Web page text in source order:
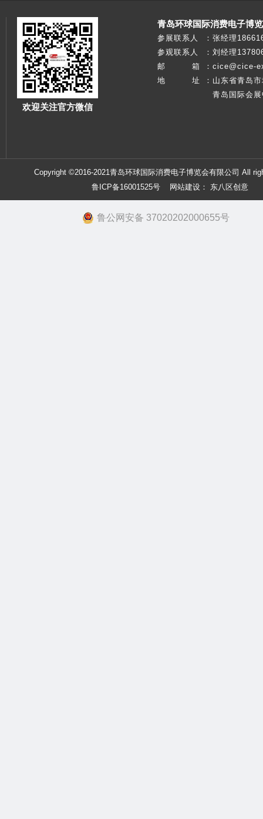
欢迎关注官方微信
青岛环球国际消费电子博
参展联系人 ： 张经理
参观联系人
： 刘经理
邮 箱
： cice@cice-
地 址
： 山东省青岛
青岛国际会
Copyright ©2016-2021青岛环球国际消费电子博览会有限公司 All
鲁ICP备16001525号
网站建设： 东八区创意
鲁公网安备 37020202000655号